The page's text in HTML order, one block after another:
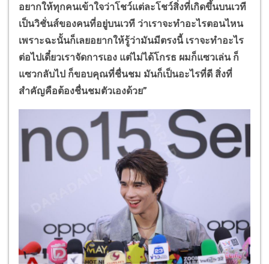
อยากให้ทุกคนเข้าใจว่าโชว์แต่ละโชว์สิ่งที่เกิดขึ้นบนเวที
เป็นวิชั่นส์ของคนที่อยู่บนเวที ว่าเราจะทำอะไรตอนไหน
เพราะฉะนั้นก็เลยอยากให้รู้ว่ามันมีตรงนี้ เราจะทำอะไร
ต่อไปเดี๋ยวเราจัดการเอง แต่ไม่ได้โกรธ ผมก็แซวเล่น ก็
แซวกลับไป ก็ขอบคุณที่ชื่นชม มันก็เป็นอะไรที่ดี สิ่งที่
สำคัญคือต้องชื่นชมตัวเองด้วย”